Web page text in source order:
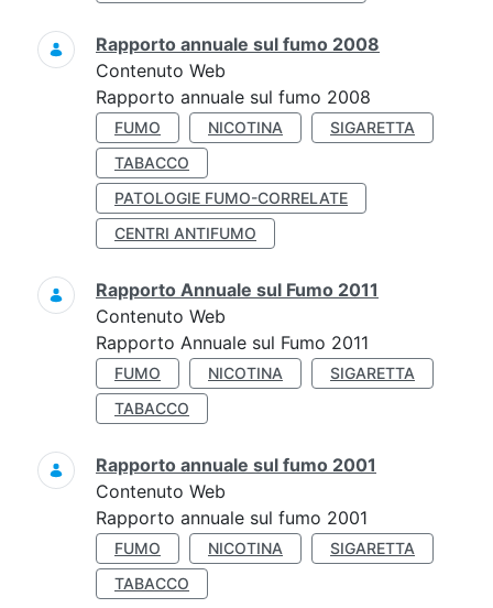
Rapporto annuale sul fumo 2008
Contenuto Web
Rapporto annuale sul fumo 2008
FUMO NICOTINA
SIGARETTA
TABACCO
PATOLOGIE FUMO-CORRELATE
CENTRI ANTIFUMO
Rapporto Annuale sul Fumo 2011
Contenuto Web
Rapporto Annuale sul Fumo 2011
FUMO NICOTINA
SIGARETTA
TABACCO
Rapporto annuale sul fumo 2001
Contenuto Web
Rapporto annuale sul fumo 2001
FUMO NICOTINA
SIGARETTA
TABACCO